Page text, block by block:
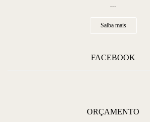
...
Saiba mais
FACEBOOK
ORÇAMENTO